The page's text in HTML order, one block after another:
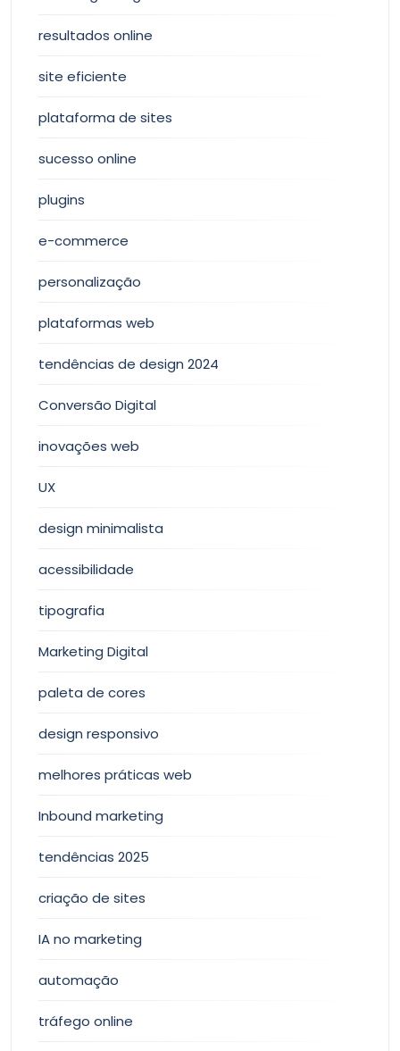
resultados online
site eficiente
plataforma de sites
sucesso online
plugins
e-commerce
personalização
plataformas web
tendências de design 2024
Conversão Digital
inovações web
UX
design minimalista
acessibilidade
tipografia
Marketing Digital
paleta de cores
design responsivo
melhores práticas web
Inbound marketing
tendências 2025
criação de sites
IA no marketing
automação
tráfego online